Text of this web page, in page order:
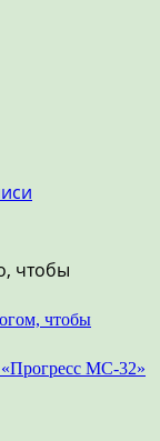
чтобы
чтобы
МС-32»